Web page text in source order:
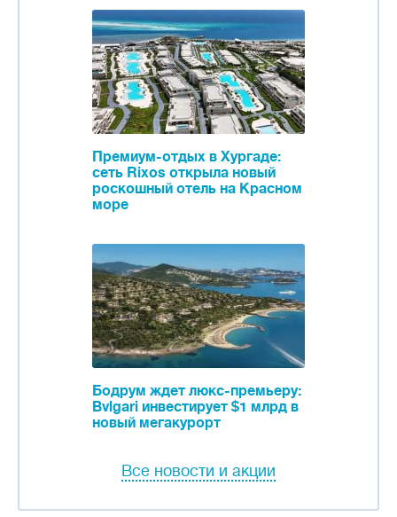
Премиум-отдых в Хургаде:
сеть Rixos открыла новый
роскошный отель на Красном
море
Бодрум ждет люкс-премьеру:
Bvlgari инвестирует $1 млрд в
новый мегакурорт
Все новости и акции